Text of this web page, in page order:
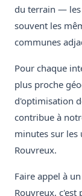
du terrain — les
souvent les
communes
Pour chaque
plus proche
d'optimisation
contribue à
minutes sur les
Rouvreux.
Faire appel à un
Rouvreux,